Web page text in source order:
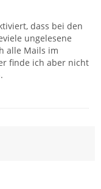
dass bei den
ungelesene
alle Mails im
finde ich aber nicht